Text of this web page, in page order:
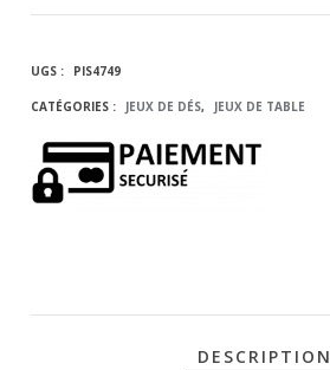
UGS : PIS4749
CATÉGORIES : JEUX DE DÉS, JEUX DE TABLE
DESCRIPTION